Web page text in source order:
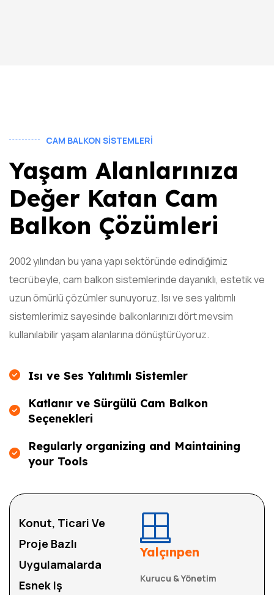
CAM BALKON SISTEMLERI
Yaşam Alanlarınıza
Değer Katan Cam
Balkon Çözümleri
2002 yılından bu yana yapı sektöründe edindiğimiz
tecrübeyle, cam balkon sistemlerinde dayanıklı, estetik ve
uzun ömürlü çözümler sunuyoruz. Isı ve ses yalıtımlı
sistemlerimiz sayesinde balkonlarınızı dört mevsim
kullanılabilir yaşam alanlarına dönüştürüyoruz.
Isı ve Ses Yalıtımlı Sistemler
Katlanır ve Sürgülü Cam Balkon
Seçenekleri
Regularly organizing and Maintaining
your Tools
Konut, Ticari Ve
Proje Bazlı
Uygulamalarda
Esnek Iş
Yalçınpen
Kurucu & Yönetim